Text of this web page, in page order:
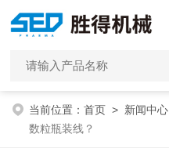
当前位置：首页 > 新闻中心
数粒瓶装线？